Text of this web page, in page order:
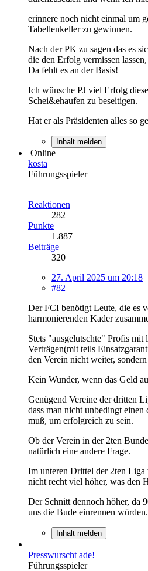
erinnere noch nicht einmal um
Tabellenkeller zu gewinnen.
Nach der PK zu sagen das es
die den Erfolg vermissen
Da fehlt es an der Basis!
Ich wünsche PJ viel Erfolg
Schei&ehaufen zu beseitigen.
Hat er als Präsidenten alles so
Inhalt melden
Online
kosta
Führungsspieler
Reaktionen
282
Punkte
1.887
Beiträge
320
27. April 2025 um 20:18
#82
Der FCI benötigt Leute, die es
harmonierenden Kader
Stets "ausgelutschte" Profis mit
Verträgen(mit teils
den Verein nicht weiter,
Kein Wunder, wenn das Geld
Genügend Vereine der dritten
dass man nicht unbedingt einen
muß, um erfolgreich zu sein.
Ob der Verein in der 2ten
natürlich eine andere Frage.
Im unteren Drittel der 2ten Liga
nicht recht viel höher, was den
Der Schnitt dennoch höher, da
uns die Bude einrennen würden.
Inhalt melden
Presswurscht ade!
Führungsspieler